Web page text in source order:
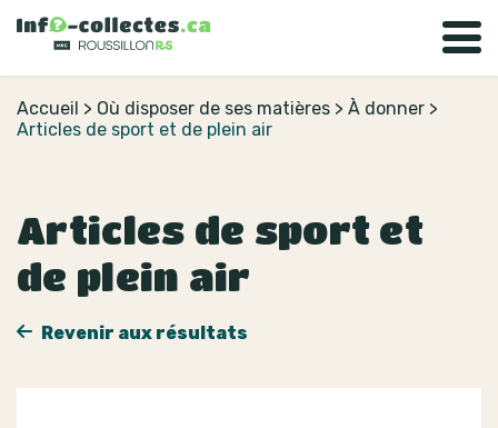
Accueil > Où disposer de ses matières > À donner >
Articles de sport et de plein air
Articles de sport et
de plein air
Revenir aux résultats